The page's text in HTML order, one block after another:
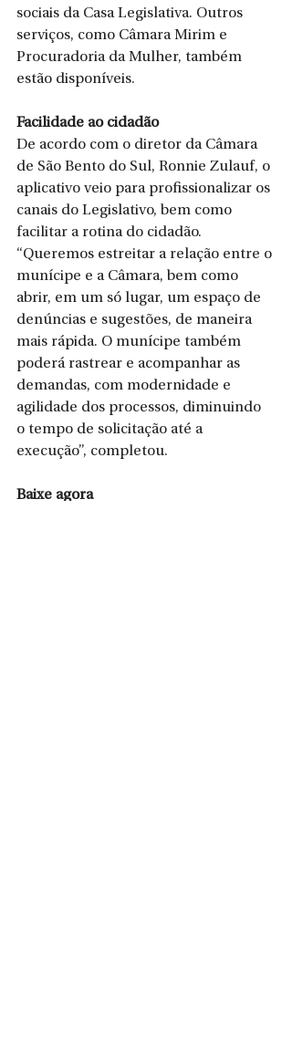
sociais da Casa Legislativa. Outros
serviços, como Câmara Mirim e
Procuradoria da Mulher, também
estão disponíveis.
Facilidade ao cidadão
De acordo com o diretor da Câmara
de São Bento do Sul, Ronnie Zulauf, o
aplicativo veio para profissionalizar os
canais do Legislativo, bem como
facilitar a rotina do cidadão.
“Queremos estreitar a relação entre o
munícipe e a Câmara, bem como
abrir, em um só lugar, um espaço de
denúncias e sugestões, de maneira
mais rápida. O munícipe também
poderá rastrear e acompanhar as
demandas, com modernidade e
agilidade dos processos, diminuindo
o tempo de solicitação até a
execução”, completou.
Baixe agora